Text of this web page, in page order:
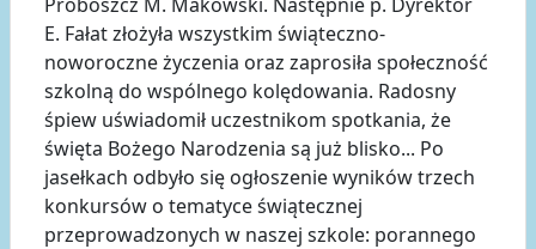
E. Fałat złożyła wszystkim świąteczno-
noworoczne życzenia oraz zaprosiła społeczność
szkolną do wspólnego kolędowania. Radosny
śpiew uświadomił uczestnikom spotkania, że
święta Bożego Narodzenia są już blisko... Po
jasełkach odbyło się ogłoszenie wyników trzech
konkursów o tematyce świątecznej
przeprowadzonych w naszej szkole: porannego